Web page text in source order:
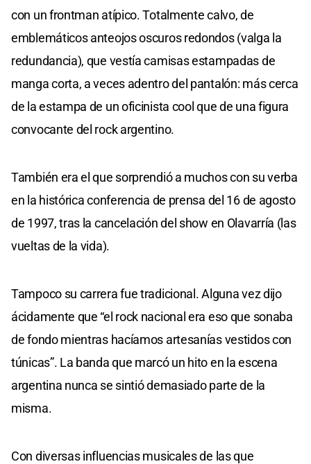
con un frontman atípico. Totalmente calvo, de
emblemáticos anteojos oscuros redondos (valga la
redundancia), que vestía camisas estampadas de
manga corta, a veces adentro del pantalón: más cerca
de la estampa de un oficinista cool que de una figura
convocante del rock argentino.
También era el que sorprendió a muchos con su verba
en la histórica conferencia de prensa del 16 de agosto
de 1997, tras la cancelación del show en Olavarría (las
vueltas de la vida).
Tampoco su carrera fue tradicional. Alguna vez dijo
ácidamente que “el rock nacional era eso que sonaba
de fondo mientras hacíamos artesanías vestidos con
túnicas”. La banda que marcó un hito en la escena
argentina nunca se sintió demasiado parte de la
misma.
Con diversas influencias musicales de las que